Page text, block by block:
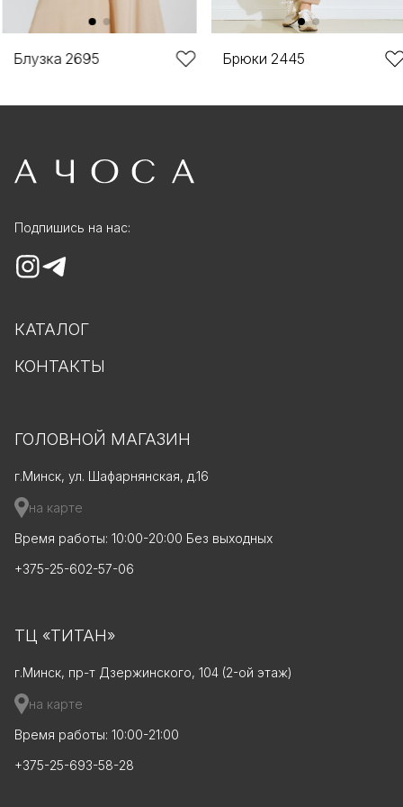
Блузка 2695 Брюки 2445
Подпишись на нас:
КАТАЛОГ
КОНТАКТЫ
ГОЛОВНОЙ МАГАЗИН
г.Минск, ул. Шафарнянская, д.16
на карте
Время работы: 10:00-20:00 Без выходных
+375-25-602-57-06
ТЦ «ТИТАН»
г.Минск, пр-т Дзержинского, 104 (2-ой этаж)
на карте
Время работы: 10:00-21:00
+375-25-693-58-28